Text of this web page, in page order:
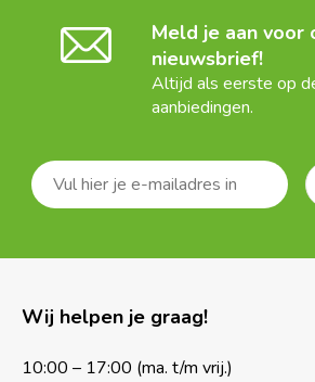
Meld je aan voor
nieuwsbrief!
Altijd als eerste op
aanbiedingen.
Wij helpen je graag!
10:00 – 17:00 (ma. t/m vrij.)